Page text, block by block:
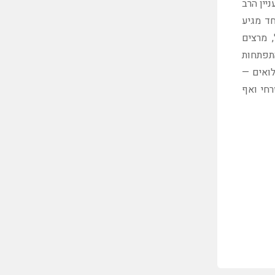
הרב
הצעות ל- 18 פאנלים בנוסף ל- 47 הרצאות. יחד מגיע
מרצים
—
ואף